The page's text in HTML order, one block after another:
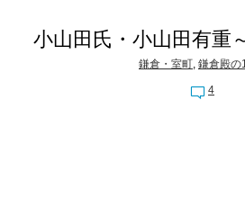
小山田氏・小山田有重
鎌倉・室町, 鎌倉殿の
4